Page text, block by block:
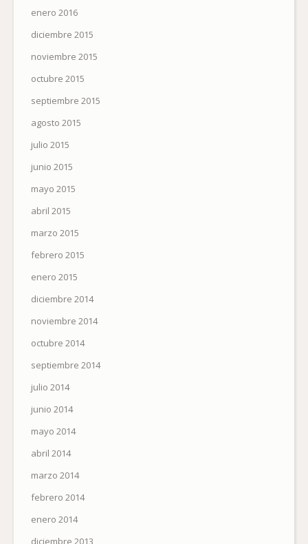
enero 2016
diciembre 2015
noviembre 2015
octubre 2015
septiembre 2015
agosto 2015
julio 2015
junio 2015
mayo 2015
abril 2015
marzo 2015
febrero 2015
enero 2015
diciembre 2014
noviembre 2014
octubre 2014
septiembre 2014
julio 2014
junio 2014
mayo 2014
abril 2014
marzo 2014
febrero 2014
enero 2014
diciembre 2013